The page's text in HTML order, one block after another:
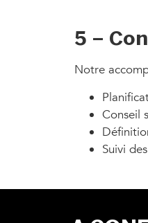
5 –
Notre
Conseil
Suivi